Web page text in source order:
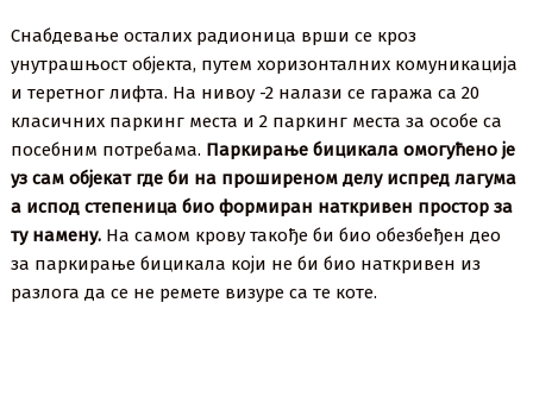
Снабдевање осталих радионица врши се кроз
унутрашњост објекта, путем хоризонталних комуникација
и теретног лифта. На нивоу -2 налази се гаража са 20
класичних паркинг места и 2 паркинг места за особе са
посебним потребама. Паркирање бицикала омогућено је
уз сам објекат где би на проширеном делу испред лагума
а испод степеница био формиран наткривен простор за
ту намену. На самом крову такође би био обезбеђен део
за паркирање бицикала који не би био наткривен из
разлога да се не ремете визуре са те коте.